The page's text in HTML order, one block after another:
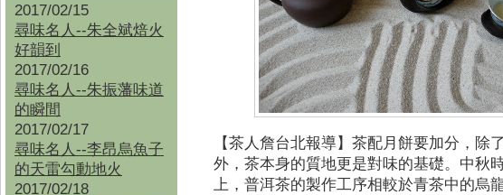
2017/02/15
尋味名人--朱全斌焙火
好韻到
2017/02/16
尋味名人--朱振藩味道
的瞬間
2017/02/17
尋味名人--李昂烏魚子
的天雷勾動地火
2017/02/18
【茶人詹台北報導】 茶配月餅要加分，除
外，茶本身的質地更是對味的基礎。中秋
上，普洱茶的製作工序相較於青茶中的烏